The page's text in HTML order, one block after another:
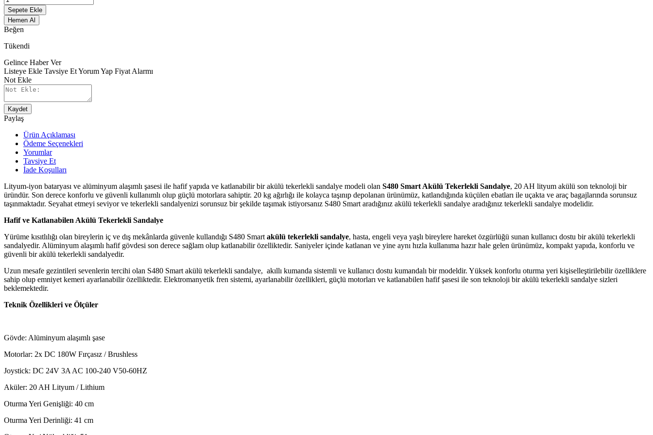
Sepete Ekle
Hemen Al
Beğen
Tükendi
Gelince Haber Ver
Listeye Ekle Tavsiye EtYorum Yap Fiyat Alarmı
Not Ekle
Kaydet
Paylaş
Ürün Açıklaması
Ödeme Seçenekleri
Yorumlar
Tavsiye Et
İade Koşulları
Lityum-iyon bataryası ve alüminyum alaşımlı şasesi ile hafif yapıda ve katlanabilir bir akülü tekerlekli sandalye modeli olan S480 Smart Akülü Tekerlekli Sandalye, 20 AH lityum akülü son teknoloji bir
üründür. Son derece konforlu ve güvenli kullanımlı olup güçlü motorlara sahiptir. 20 kg ağırlığı ile kolayca taşınıp depolanan ürünümüz, katlandığında küçülen ebatları ile uçakta ve araç bagajlarında sorunsuz
taşınmaktadır. Seyahat etmeyi seviyor ve tekerlekli sandalyenizi sorunsuz bir şekilde taşımak istiyorsanız S480 Smart aradığınız akülü tekerlekli sandalye aradığınız tekerlekli sandalye modelidir.
Hafif ve Katlanabilen Akülü Tekerlekli Sandalye
Yürüme kısıtlılığı olan bireylerin iç ve dış mekânlarda güvenle kullandığı S480 Smart akülü tekerlekli sandalye, hasta, engeli veya yaşlı bireylere hareket özgürlüğü sunan kullanıcı dostu bir akülü tekerlekli
sandalyedir. Alüminyum alaşımlı hafif gövdesi son derece sağlam olup katlanabilir özelliktedir. Saniyeler içinde katlanan ve yine aynı hızla kullanıma hazır hale gelen ürünümüz, kompakt yapıda, konforlu ve
güvenli bir akülü tekerlekli sandalyedir.
Uzun mesafe gezintileri sevenlerin tercihi olan S480 Smart akülü tekerlekli sandalye, akıllı kumanda sistemli ve kullanıcı dostu kumandalı bir modeldir. Yüksek konforlu oturma yeri kişiselleştirilebilir özelliklere
sahip olup emniyet kemeri ayarlanabilir özelliktedir. Elektromanyetik fren sistemi, ayarlanabilir özellikleri, güçlü motorları ve katlanabilen hafif şasesi ile son teknoloji bir akülü tekerlekli sandalye sizleri
beklemektedir.
Teknik Özellikleri ve Ölçüler
Gövde: Alüminyum alaşımlı şase
Motorlar: 2x DC 180W Fırçasız / Brushless
Joystick: DC 24V 3A AC 100-240 V50-60HZ
Aküler: 20 AH Lityum / Lithium
Oturma Yeri Genişliği: 40 cm
Oturma Yeri Derinliği: 41 cm